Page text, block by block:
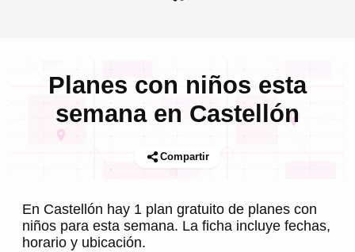
Planes con niños esta
semana en Castellón
Compartir
En Castellón hay 1 plan gratuito de planes con
niños para esta semana. La ficha incluye fechas,
horario y ubicación.